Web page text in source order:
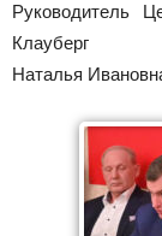
Руководитель
Клауберг
Наталья